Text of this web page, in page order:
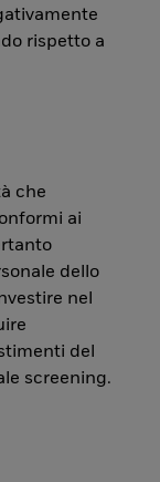
rispetto a
che
ai
dello
nel
del
screening.